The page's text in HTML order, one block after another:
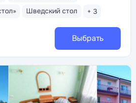
Шведский стол + 3
Выбрать